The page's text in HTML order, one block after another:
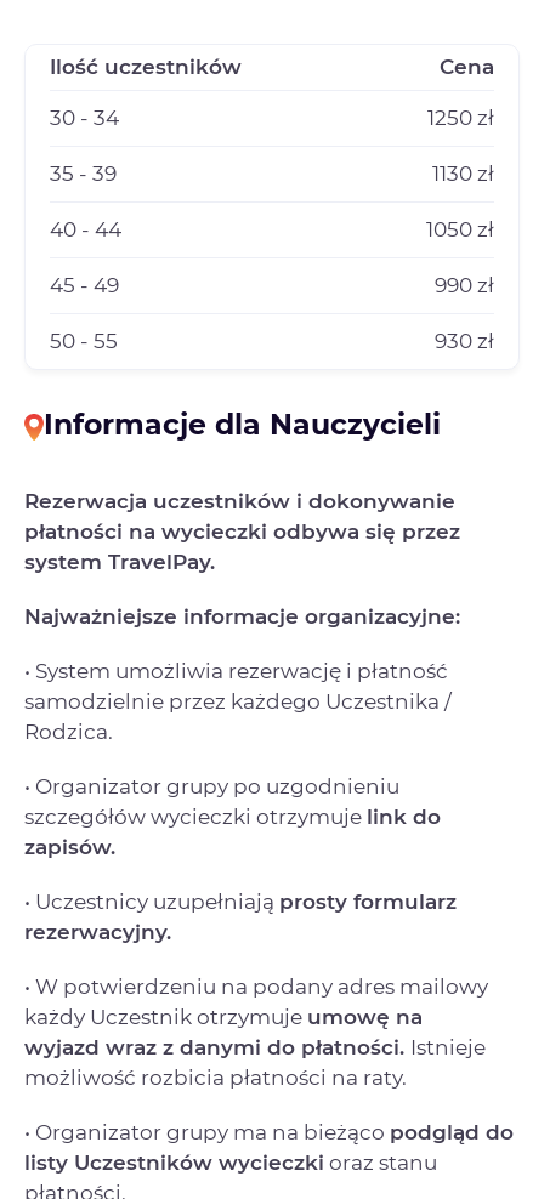
Ilość uczestników Cena
30 - 34 1250 zł
35 - 39 1130 zł
40 - 44 1050 zł
45 - 49 990 zł
50 - 55 930 zł
Informacje dla Nauczycieli
Rezerwacja uczestników i dokonywanie
płatności na wycieczki odbywa się przez
system TravelPay.
Najważniejsze informacje organizacyjne:
• System umożliwia rezerwację i płatność
samodzielnie przez każdego Uczestnika /
Rodzica.
• Organizator grupy po uzgodnieniu
szczegółów wycieczki otrzymuje link do
zapisów.
• Uczestnicy uzupełniają prosty formularz
rezerwacyjny.
• W potwierdzeniu na podany adres mailowy
każdy Uczestnik otrzymuje umowę na
wyjazd wraz z danymi do płatności. Istnieje
możliwość rozbicia płatności na raty.
• Organizator grupy ma na bieżąco podgląd do
listy Uczestników wycieczki oraz stanu
płatności.